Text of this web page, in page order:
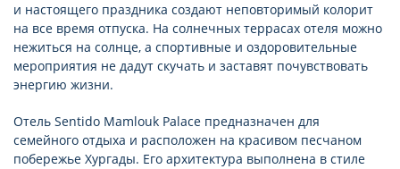
и настоящего праздника создают неповторимый колорит
на все время отпуска. На солнечных террасах отеля можно
нежиться на солнце, а спортивные и оздоровительные
мероприятия не дадут скучать и заставят почувствовать
энергию жизни.
Отель Sentido Mamlouk Palace предназначен для
семейного отдыха и расположен на красивом песчаном
побережье Хургады. Его архитектура выполнена в стиле